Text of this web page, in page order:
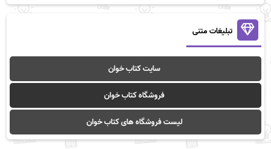
تبلیغات متنی
سایت کتاب خوان
فروشگاه کتاب خوان
لیست فروشگاه های کتاب خوان